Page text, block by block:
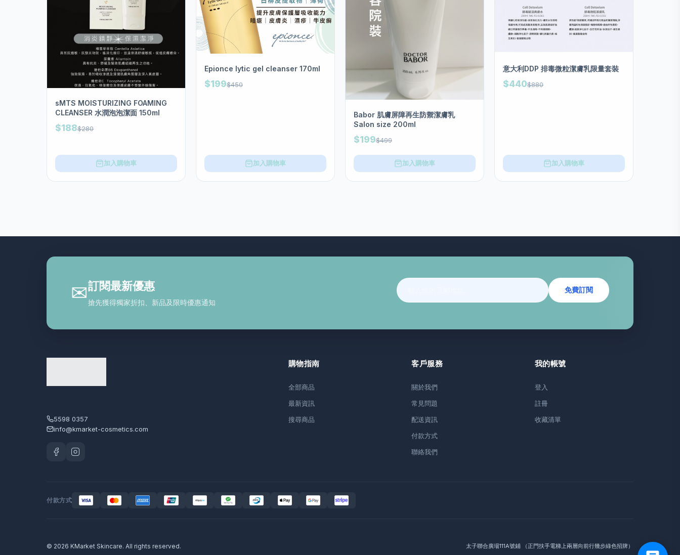
sMTS MOISTURIZING FOAMING
CLEANSER 水潤泡泡潔面 150ml
$188$280
加入購物車
Epionce lytic gel cleanser 170ml
$199$450
加入購物車
Babor 肌膚屏障再生防禦潔膚乳
Salon size 200ml
$199$499
加入購物車
意大利DDP 排毒微粒潔膚乳限量套裝
$440$880
加入購物車
✉訂閱最新優惠
搶先獲得獨家折扣、新品及限時優惠通知
免費訂閱
5598 0357
info@kmarket-cosmetics.com
購物指南
全部商品
最新資訊
搜尋商品
客戶服務
關於我們
常見問題
配送資訊
付款方式
聯絡我們
我的帳號
登入
註冊
收藏清單
付款方式
© 2026 KMarket Skincare. All rights reserved. 太子聯合廣場111A號鋪 （正門扶手電梯上兩層向前行幾步綠色招牌）